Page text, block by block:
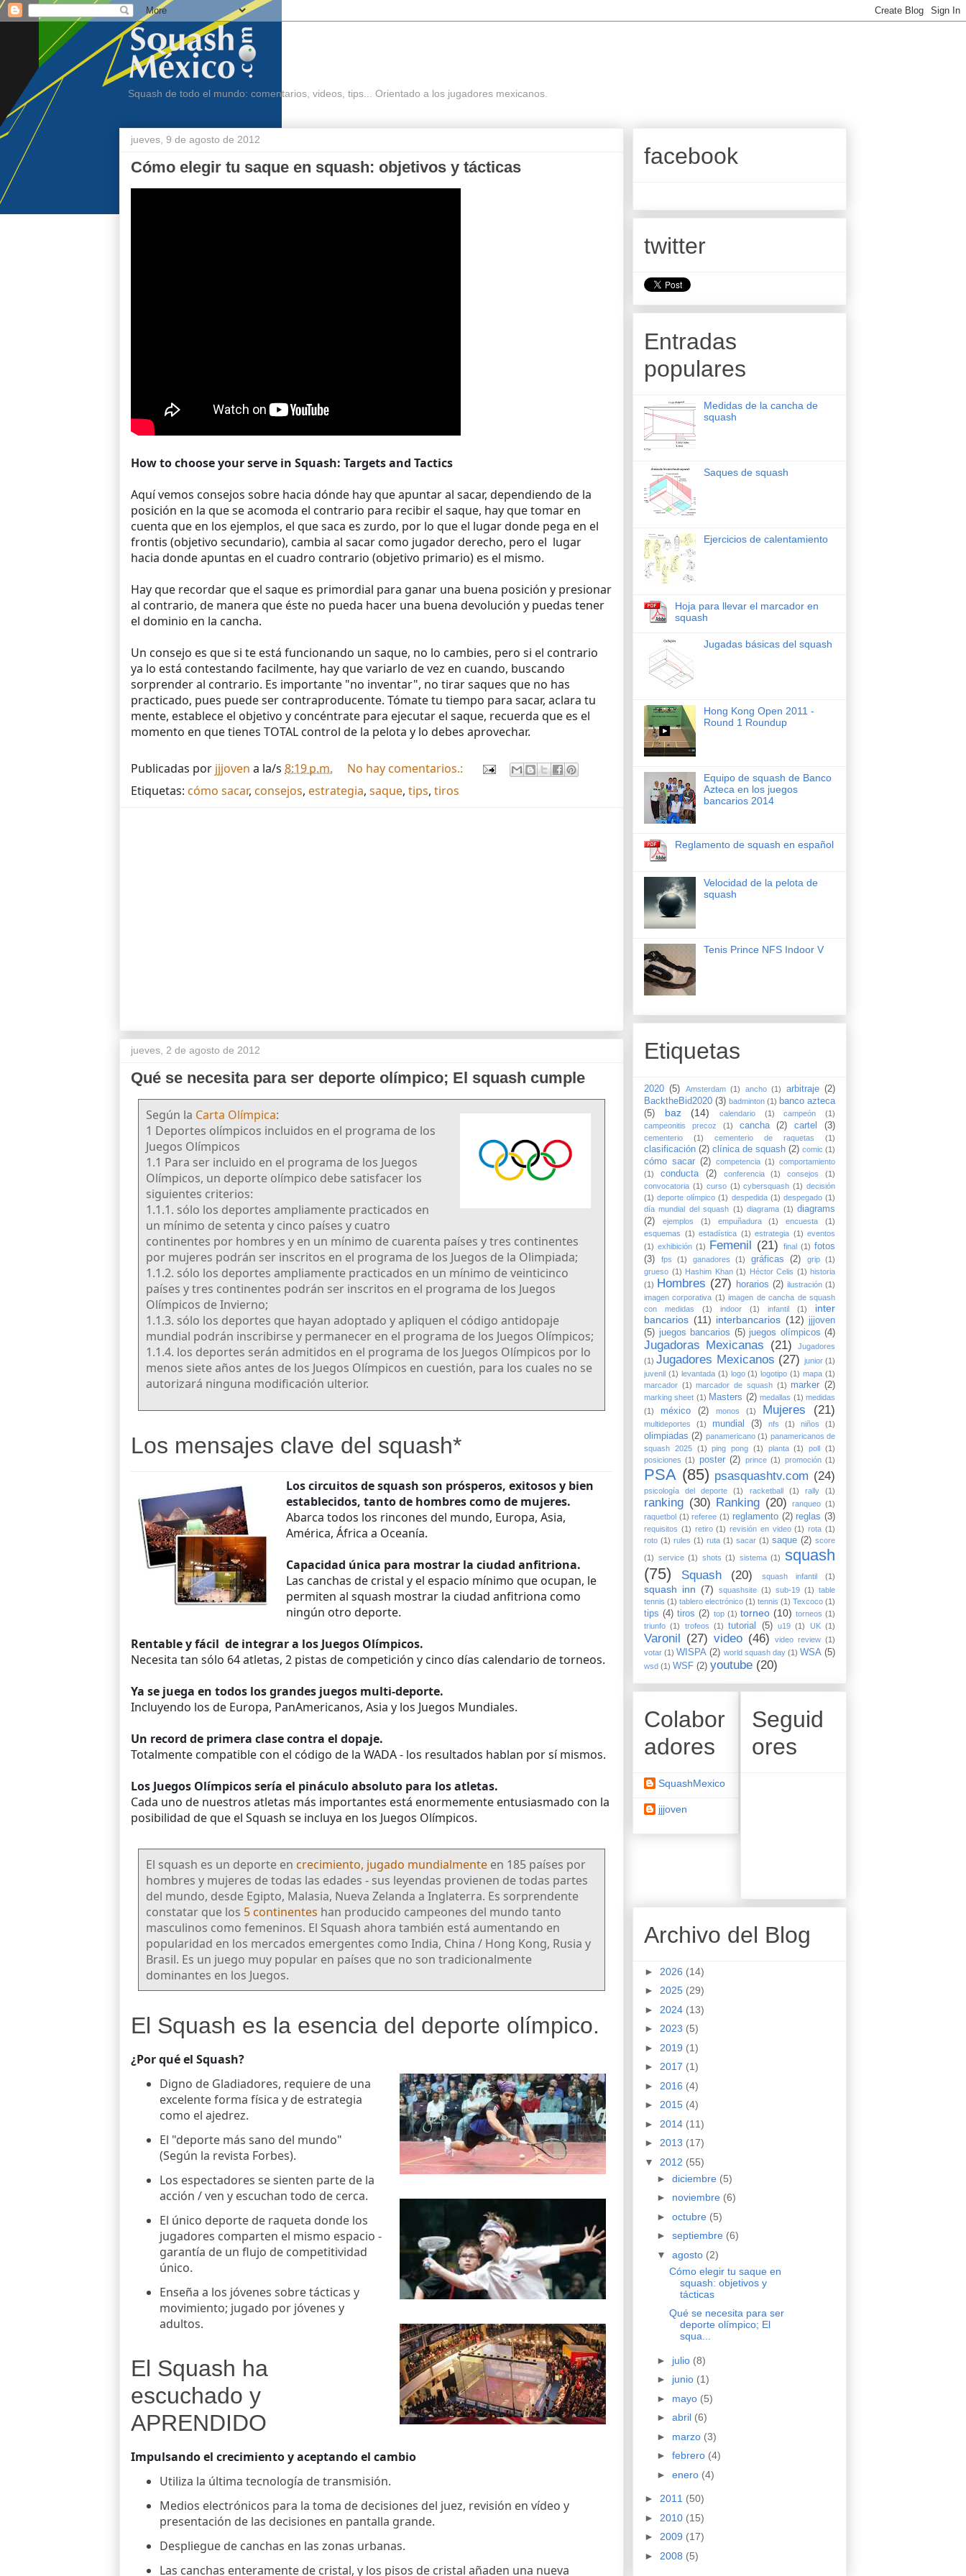
Squash de todo el mundo: comentarios, videos, tips... Orientado a los jugadores mexicanos.
jueves, 9 de agosto de 2012
Cómo elegir tu saque en squash: objetivos y tácticas
How to choose your serve in Squash: Targets and Tactics
Aquí vemos consejos sobre hacia dónde hay que apuntar al sacar, dependiendo de la
posición en la que se acomoda el contrario para recibir el saque, hay que tomar en
cuenta que en los ejemplos, el que saca es zurdo, por lo que el lugar donde pega en el
frontis (objetivo secundario), cambia al sacar como jugador derecho, pero el lugar
hacia donde apuntas en el cuadro contrario (objetivo primario) es el mismo.
Hay que recordar que el saque es primordial para ganar una buena posición y presionar
al contrario, de manera que éste no pueda hacer una buena devolución y puedas tener
el dominio en la cancha.
Un consejo es que si te está funcionando un saque, no lo cambies, pero si el contrario
ya lo está contestando facilmente, hay que variarlo de vez en cuando, buscando
sorprender al contrario. Es importante "no inventar", no tirar saques que no has
practicado, pues puede ser contraproducente. Tómate tu tiempo para sacar, aclara tu
mente, establece el objetivo y concéntrate para ejecutar el saque, recuerda que es el
momento en que tienes TOTAL control de la pelota y lo debes aprovechar.
Publicadas por jjjoven a la/s 8:19 p.m.
No hay comentarios.:
Etiquetas: cómo sacar, consejos, estrategia, saque, tips, tiros
jueves, 2 de agosto de 2012
Qué se necesita para ser deporte olímpico; El squash cumple
Según la Carta Olímpica:
1 Deportes olímpicos incluidos en el programa de los
Juegos Olímpicos
1.1 Para ser incluido en el programa de los Juegos
Olímpicos, un deporte olímpico debe satisfacer los
siguientes criterios:
1.1.1. sólo los deportes ampliamente practicados en
un mínimo de setenta y cinco países y cuatro
continentes por hombres y en un mínimo de cuarenta países y tres continentes
por mujeres podrán ser inscritos en el programa de los Juegos de la Olimpiada;
1.1.2. sólo los deportes ampliamente practicados en un mínimo de veinticinco
países y tres continentes podrán ser inscritos en el programa de los Juegos
Olímpicos de Invierno;
1.1.3. sólo los deportes que hayan adoptado y apliquen el código antidopaje
mundial podrán inscribirse y permanecer en el programa de los Juegos Olímpicos;
1.1.4. los deportes serán admitidos en el programa de los Juegos Olímpicos por lo
menos siete años antes de los Juegos Olímpicos en cuestión, para los cuales no se
autorizará ninguna modificación ulterior.
Los mensajes clave del squash*
Los circuitos de squash son prósperos, exitosos y bien
establecidos, tanto de hombres como de mujeres.
Abarca todos los rincones del mundo, Europa, Asia,
América, África a Oceanía.
Capacidad única para mostrar la ciudad anfitriona.
Las canchas de cristal y el espacio mínimo que ocupan, le
permiten al squash mostrar la ciudad anfitriona como
ningún otro deporte.
Rentable y fácil de integrar a los Juegos Olímpicos.
Necesita tan sólo 64 atletas, 2 pistas de competición y cinco días calendario de torneos.
Ya se juega en todos los grandes juegos multi-deporte.
Incluyendo los de Europa, PanAmericanos, Asia y los Juegos Mundiales.
Un record de primera clase contra el dopaje.
Totalmente compatible con el código de la WADA - los resultados hablan por sí mismos.
Los Juegos Olímpicos sería el pináculo absoluto para los atletas.
Cada uno de nuestros atletas más importantes está enormemente entusiasmado con la
posibilidad de que el Squash se incluya en los Juegos Olímpicos.
El squash es un deporte en crecimiento, jugado mundialmente en 185 países por
hombres y mujeres de todas las edades - sus leyendas provienen de todas partes
del mundo, desde Egipto, Malasia, Nueva Zelanda a Inglaterra. Es sorprendente
constatar que los 5 continentes han producido campeones del mundo tanto
masculinos como femeninos. El Squash ahora también está aumentando en
popularidad en los mercados emergentes como India, China / Hong Kong, Rusia y
Brasil. Es un juego muy popular en países que no son tradicionalmente
dominantes en los Juegos.
El Squash es la esencia del deporte olímpico.
¿Por qué el Squash?
Digno de Gladiadores, requiere de una
excelente forma física y de estrategia
como el ajedrez.
El "deporte más sano del mundo"
(Según la revista Forbes).
Los espectadores se sienten parte de la
acción / ven y escuchan todo de cerca.
El único deporte de raqueta donde los
jugadores comparten el mismo espacio -
garantía de un flujo de competitividad
único.
Enseña a los jóvenes sobre tácticas y
movimiento; jugado por jóvenes y
adultos.
El Squash ha
escuchado y
APRENDIDO
Impulsando el crecimiento y aceptando el cambio
Utiliza la última tecnología de transmisión.
Medios electrónicos para la toma de decisiones del juez, revisión en vídeo y
presentación de las decisiones en pantalla grande.
Despliegue de canchas en las zonas urbanas.
Las canchas enteramente de cristal, y los pisos de cristal añaden una nueva
facebook
twitter
Entradas
populares
Medidas de la cancha de
squash
Saques de squash
Ejercicios de calentamiento
Hoja para llevar el marcador en
squash
Jugadas básicas del squash
Hong Kong Open 2011 -
Round 1 Roundup
Equipo de squash de Banco
Azteca en los juegos
bancarios 2014
Reglamento de squash en español
Velocidad de la pelota de
squash
Tenis Prince NFS Indoor V
Etiquetas
2020 (5) Amsterdam (1) ancho (1) arbitraje (2)
BacktheBid2020 (3) badminton (1) banco azteca
(5)
baz (14) calendario (1) campeón
(1)
campeonitis precoz
(1) cancha (2) cartel (3)
cementerio (1) cementerio de raquetas (1)
clasificación (2) clínica de squash (2) comic (1)
cómo sacar (2) competencia (1) comportamiento
(1)
conducta (2) conferencia (1) consejos
(1)
convocatoria (1) curso (1) cybersquash (1) decisión
(1) deporte olímpico (1) despedida (1) despegado (1)
día mundial del squash (1) diagrama (1) diagrams
(2)
ejemplos (1) empuñadura (1) encuesta
(1)
esquemas (1) estadística (1) estrategia (1) eventos
(1) exhibición (1) Femenil (21) final (1) fotos
(3)
fps (1) ganadores (1) gráficas (2) grip
(1)
grueso (1) Hashim Khan (1) Héctor Celis (1) historia
(1) Hombres (27) horarios (2) ilustración (1)
imagen corporativa (1) imagen de cancha de squash
con medidas
(1) indoor (1) infantil (1)
inter
bancarios (11) interbancarios (12) jjjoven
(5) juegos bancarios (5) juegos olímpicos (4)
Jugadoras Mexicanas (21)
Jugadores
(1) Jugadores Mexicanos (27) junior (1)
juvenil (1) levantada (1) logo (1) logotipo (1) mapa (1)
marcador (1) marcador de squash (1) marker (2)
marking sheet (1) Masters (2) medallas (1) medidas
(1)
méxico (2) monos (1) Mujeres (21)
multideportes (1) mundial (3) nfs (1) niños (1)
olimpiadas (2) panamericano (1) panamericanos de
squash 2025
(1) ping pong (1) planta (1) poll (1)
posiciones (1) poster (2) prince (1) promoción (1)
PSA (85) psasquashtv.com (24)
psicología del deporte (1) racketball (1) rally (1)
ranking (30) Ranking (20) ranqueo (1)
raquetbol (1) referee (1) reglamento (2) reglas (3)
requisitos (1) retiro (1) revisión en video (1) rota (1)
roto (1) rules (1) ruta (1) sacar (1) saque (2) score
(1) service (1) shots (1) sistema (1) squash
(75)
Squash (20) squash infantil (1)
squash inn (7) squashsite (1) sub-19 (1) table
tennis (1) tablero electrónico (1) tennis (1) Texcoco (1)
tips (4) tiros (2) top (1) torneo (10) torneos (1)
triunfo (1) trofeos (1) tutorial (5) u19 (1) UK (1)
Varonil (27) video (46) video review (1)
votar (1) WISPA (2) world squash day (1) WSA (5)
wsd (1) WSF (2) youtube (20)
Colabor
adores
SquashMexico
jjjoven
Seguid
ores
Archivo del Blog
► 2026 (14)
► 2025 (29)
► 2024 (13)
► 2023 (5)
► 2019 (1)
► 2017 (1)
► 2016 (4)
► 2015 (4)
► 2014 (11)
► 2013 (17)
▼ 2012 (55)
► diciembre (5)
► noviembre (6)
► octubre (5)
► septiembre (6)
▼ agosto (2)
Cómo elegir tu saque en
squash: objetivos y
tácticas
Qué se necesita para ser
deporte olímpico; El
squa...
► julio (8)
► junio (1)
► mayo (5)
► abril (6)
► marzo (3)
► febrero (4)
► enero (4)
► 2011 (50)
► 2010 (15)
► 2009 (17)
► 2008 (5)